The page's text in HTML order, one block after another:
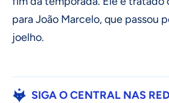
para João Marcelo, que passou
joelho.
SIGA O CENTRAL NAS